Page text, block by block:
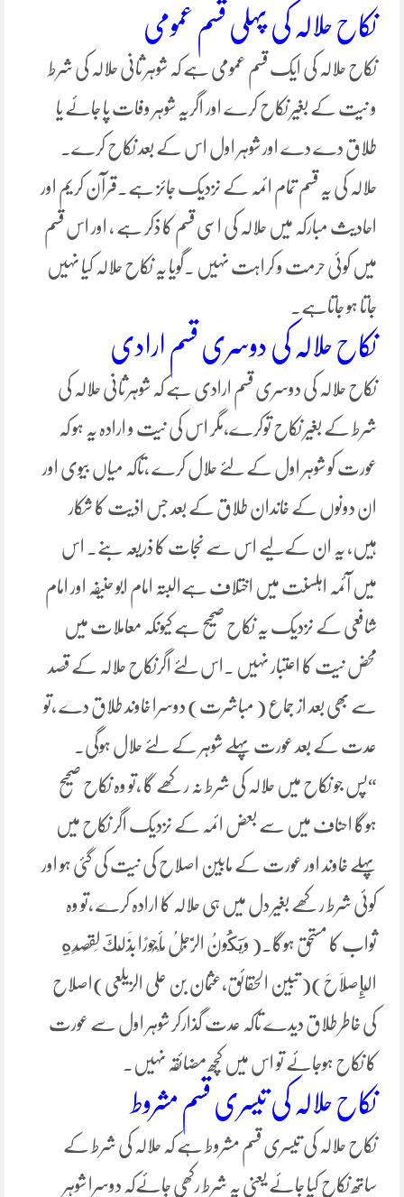
نکاح حلالہ کی پہلی قسم عمومی
نکاح حلالہ کی ایک قسم عمومی ہے کہ شوہر ثانی حلالہ کی شرط
و نیت کے بغیر نکاح کرے اور اگریہ شوہر وفات پا جائے یا
طلاق دے دے اور شوہر اول اس کے بعد نکاح کرے۔
حلالہ کی یہ قسم تمام ائمہ کے نزدیک جائز ہے۔قرآن کریم اور
احادیث مبارکہ میں حلالہ کی اسی قسم کا ذکر ہے ، اور اس قسم
میں کوئی حرمت و کراہت نہیں ۔گویا یہ نکاح حلالہ کیا نہیں
جاتا ہو جاتاہے۔
نکاح حلالہ کی دوسری قسم ارادی
نکاح حلالہ کی دوسری قسم ارادی ہے کہ شوہر ثانی حلالہ کی
شرط کے بغیر نکاح توکرے،مگر اس کی نیت و ارادہ یہ ہو کہ
عورت کو شوہر اول کے لئے حلال کرے ،تاکہ میاں بیوی اور
ان دونوں کے خاندان طلاق کے بعد جس اذیت کا شکار
ہیں، یہ ان کےلیے اس سے نجات کا ذریعہ بنے۔ اس
میں آئمہ اہلسنت میں اختلاف ہےالبتہ امام ابو حنیفہ اور امام
شافعی کے نزدیک یہ نکاح صحیح ہے کیونکہ معاملات میں
محض نیت کا اعتبار نہیں ۔اس لئے اگرنکاح حلالہ کے قصد
سے بھی بعد از جماع ( مباشرت) دوسرا خاوند طلاق دے ،تو
عدت کے بعد عورت پہلے شوہر کے لئے حلال ہوگی۔
“پس جو نکاح میں حلالہ کی شرط نہ رکھے گا ،تو وہ نکاح صحیح
ہوگا احناف میں سے بعض ائمہ کے نزدیک اگر نکاح میں
پہلے خاوند اور عورت کے مابین اصلاح کی نیت کی گئی ہو اور
کوئی شرط رکھے بغیر دل میں ہی حلالہ کا ارادہ کرے ،تو وہ
ثواب کا مستحق ہوگا۔( وَيَكُونُ ‌الرَّجُلُ ‌مَأْجُورًا بِذَلِكَ لِقَصْدِهِ
الْإِصْلَاحَ)( تبین الحقائق،عثمان بن علی الزیلعی)اصلاح
کی خاطر طلاق دیدے تاکہ عدت گذارکر شوہر اول سے عورت
کا نکاح ہوجائے تو اس میں کچھ مضائقہ نہیں۔
نکاح حلالہ کی تیسری قسم مشروط
نکاح حلالہ کی تیسری قسم مشروط ہے کہ حلالہ کی شرط کے
ساتھ نکاح کیا جائے یعنی یہ شرط رکھی جائےکہ دوسرا شوہر